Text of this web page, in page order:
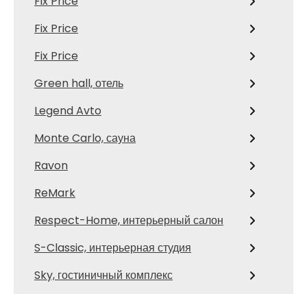
Fix Price
Fix Price
Green hall, отель
Legend Avto
Monte Carlo, сауна
Ravon
ReMark
Respect-Home, интерьерный салон
S-Classic, интерьерная студия
Sky, гостиничный комплекс